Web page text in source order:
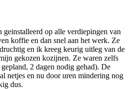
op alle verdiepingen van
koffie en dan snel aan het werk. Ze
en ik kreeg keurig uitleg van de
gekozen kozijnen. Ze waren zelfs
2 dagen nodig gehad). De
netjes en nu door uren mindering nog
dus.